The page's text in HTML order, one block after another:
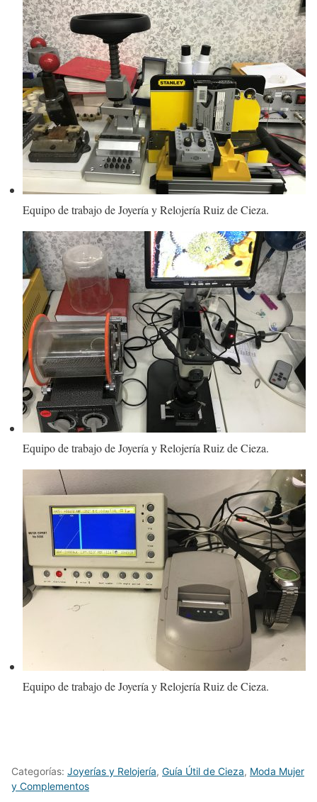
Equipo de trabajo de Joyería y Relojería Ruiz de Cieza.
Equipo de trabajo de Joyería y Relojería Ruiz de Cieza.
Equipo de trabajo de Joyería y Relojería Ruiz de Cieza.
Categorías: Joyerías y Relojería, Guía Útil de Cieza, Moda Mujer
y Complementos